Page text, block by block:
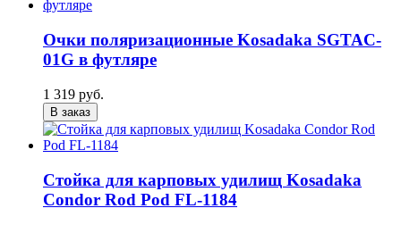
Очки поляризационные Kosadaka SGTAC-
01G в футляре
1 319 руб.
В заказ
Стойка для карповых удилищ Kosadaka
Condor Rod Pod FL-1184